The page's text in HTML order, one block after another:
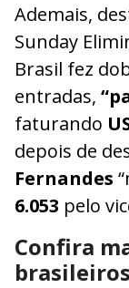
Ademais,
Sunday
Brasil fez
entradas,
faturando
depois de
Fernandes
6.053 pelo
Confira